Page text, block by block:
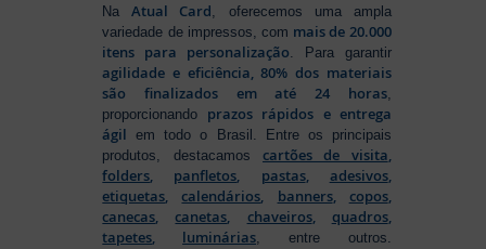
NaAtual Card, oferecemos uma ampla
variedade de impressos, com mais de 20.000
itens para personalização. Para garantir
agilidade e eficiência, 80% dos materiais
são finalizados em até 24 horas,
proporcionando prazos rápidos e entrega
ágil em todo o Brasil. Entre os principais
produtos, destacamos cartões de visita,
folders, panfletos, pastas, adesivos,
etiquetas,calendários, banners, copos,
canecas,canetas, chaveiros, quadros,
tapetes, luminárias, entre outros.